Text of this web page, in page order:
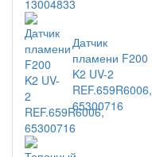
Датчик
пламени F200
K2 UV-2
REF.659R6006,
65300716